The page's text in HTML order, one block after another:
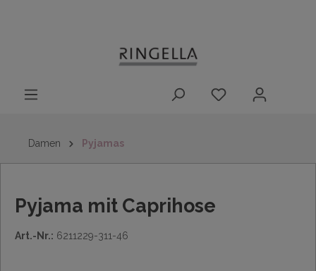
Damen Pyjamas
Pyjama mit Caprihose
Art.-Nr.: 6211229-311-46